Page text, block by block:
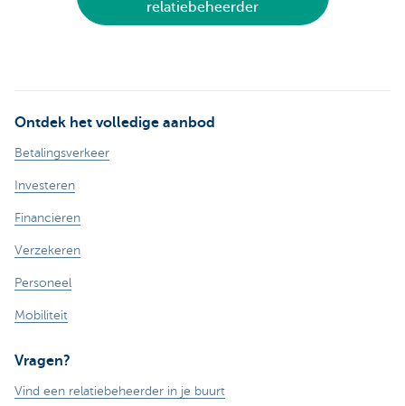
relatiebeheerder
Ontdek het volledige aanbod
Betalingsverkeer
Investeren
Financieren
Verzekeren
Personeel
Mobiliteit
Vragen?
Vind een relatiebeheerder in je buurt